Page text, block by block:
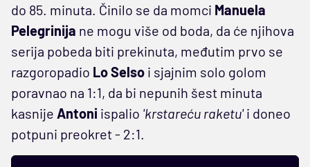
do 85. minuta. Činilo se da momci Manuela
Pelegrinija ne mogu više od boda, da će njihova
serija pobeda biti prekinuta, međutim prvo se
razgoropadio Lo Selso i sjajnim solo golom
poravnao na 1:1, da bi nepunih šest minuta
kasnije Antoni ispalio 'krstareću raketu'i doneo
potpuni preokret - 2:1.